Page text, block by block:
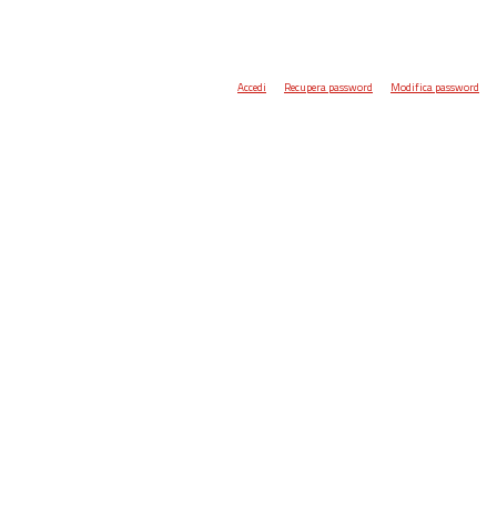
Accedi Recupera password Modifica password